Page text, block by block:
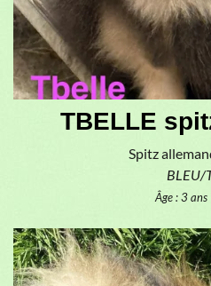
TBELLE
Spitz
BLEU/
Âge : 3